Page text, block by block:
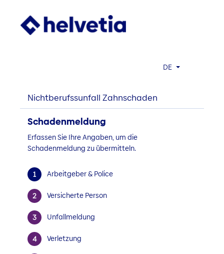
DE
Nichtberufssunfall Zahnschaden
Schadenmeldung
Erfassen Sie Ihre Angaben, um die
Schadenmeldung zu übermitteln.
Arbeitgeber & Police
Versicherte Person
Unfallmeldung
Verletzung